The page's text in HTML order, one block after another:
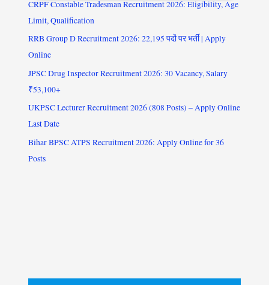
CRPF Constable Tradesman Recruitment 2026: Eligibility, Age
Limit, Qualification
RRB Group D Recruitment 2026: 22,195 पदों पर भर्ती | Apply
Online
JPSC Drug Inspector Recruitment 2026: 30 Vacancy, Salary
₹53,100+
UKPSC Lecturer Recruitment 2026 (808 Posts) – Apply Online
Last Date
Bihar BPSC ATPS Recruitment 2026: Apply Online for 36
Posts